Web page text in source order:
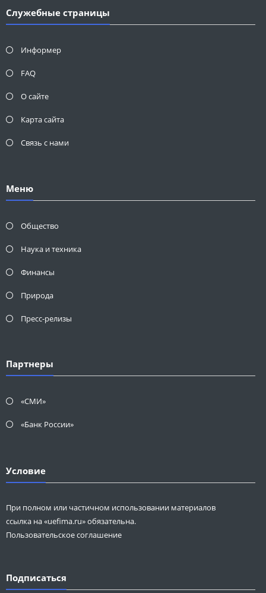
Служебные страницы
Информер
FAQ
О сайте
Карта сайта
Связь с нами
Меню
Общество
Наука и техника
Финансы
Природа
Пресс-релизы
Партнеры
«СМИ»
«Банк России»
Условие
При полном или частичном использовании материалов
ссылка на «uefima.ru» обязательна.
Пользовательское соглашение
Подписаться